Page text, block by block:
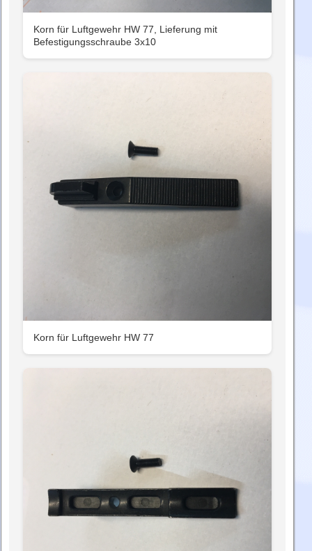
Korn für Luftgewehr HW 77, Lieferung mit
Befestigungsschraube 3x10
Korn für Luftgewehr HW 77